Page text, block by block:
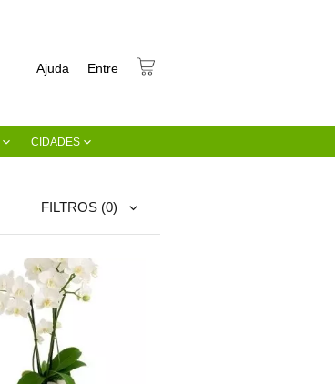
Entre
Ajuda
CIDADES
FILTROS (0)